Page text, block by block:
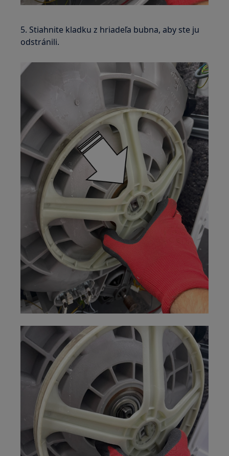
5. Stiahnite kladku z hriadeľa bubna, aby ste ju
odstránili.